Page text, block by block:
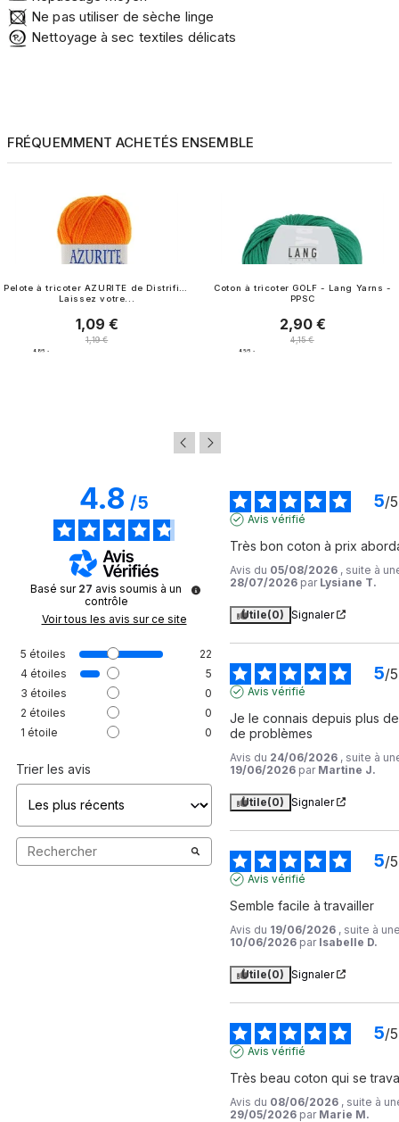
Ne pas utiliser de sèche linge
Nettoyage à sec textiles délicats
FRÉQUEMMENT ACHETÉS ENSEMBLE
Pelote à tricoter AZURITE de Distrifil -
Laissez votre...
Prix
1,09 €
Prix normal
1,19 €
4.8/5 -
Coton à tricoter GOLF - Lang Yarns -
PPSC
Prix
2,90 €
Prix normal
4,15 €
4.5/5 -
4.8/5
Basé sur 27 avis soumis à un
contrôle
Voir tous les avis sur ce site
5 étoiles
22
4 étoiles
5
3 étoiles
0
2 étoiles
0
1 étoile 0
Trier les avis
5/5
Avis vérifié
Très bon coton à prix
Avis du 05/08/2026 , suite à
28/07/2026 par Lysiane T.
Utile(0) Signaler
5/5
Avis vérifié
Je le connais depuis plus
de problèmes
Avis du 24/06/2026 , suite à
19/06/2026 par Martine J.
Utile(0) Signaler
5/5
Avis vérifié
Semble facile à travailler
Avis du 19/06/2026 , suite à
10/06/2026 par Isabelle D.
Utile(0) Signaler
5/5
Avis vérifié
Très beau coton qui se
Avis du 08/06/2026 , suite à
29/05/2026 par Marie M.